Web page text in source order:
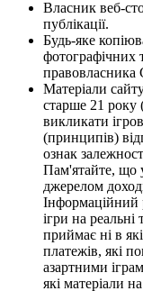
Власник веб-
публікації.
Будь-яке
фотографічних
правовласника
Матеріали
старше 21 року
викликати
(принципів)
ознак
Пам'ятайте, що
джерелом
Інформаційний
ігри на реальні
приймає ні в
платежів, які
азартними
які матеріали